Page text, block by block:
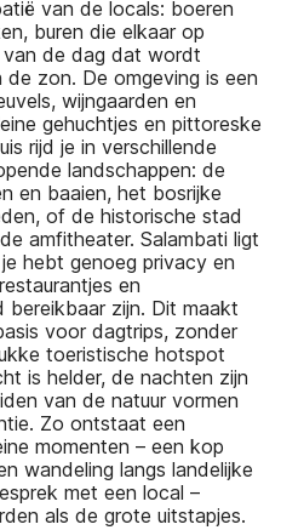
van de locals: boeren
buren die elkaar op
de dag dat wordt
zon. De omgeving is een
wijngaarden en
gehuchtjes en pittoreske
rijd je in verschillende
landschappen: de
en baaien, het bosrijke
of de historische stad
amfitheater. Salambati ligt
hebt genoeg privacy en
en
bereikbaar zijn. Dit maakt
voor dagtrips, zonder
toeristische hotspot
is helder, de nachten zijn
van de natuur vormen
Zo ontstaat een
momenten – een kop
wandeling langs landelijke
met een local –
als de grote uitstapjes.